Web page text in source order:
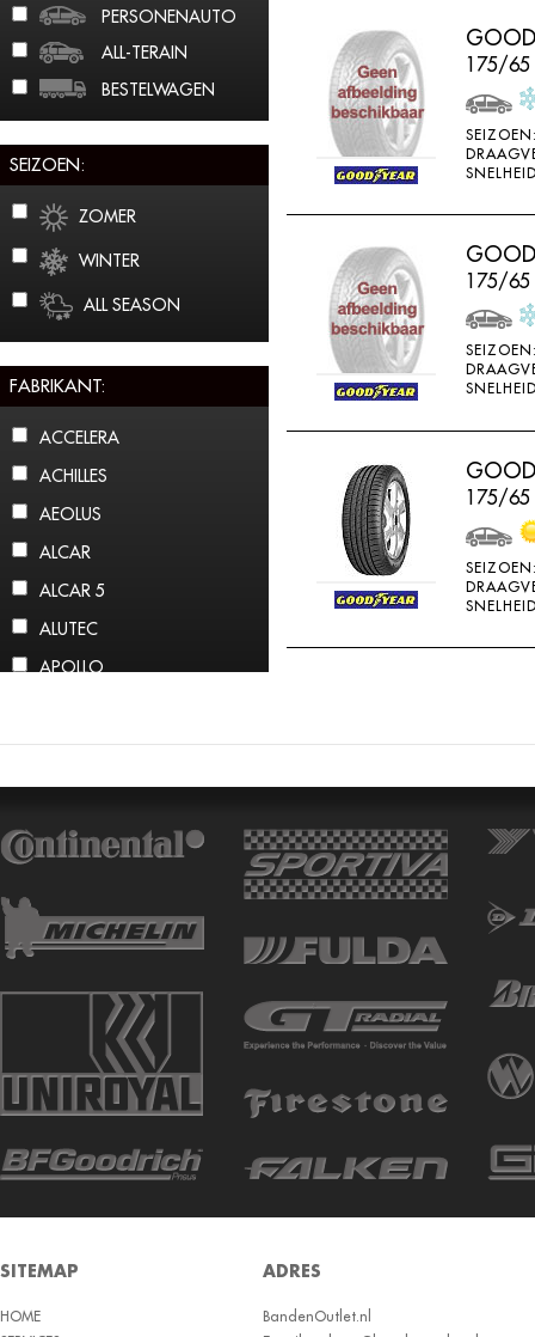
PERSONENAUTO
ALL-TERAIN
BESTELWAGEN
SEIZOEN:
ZOMER
WINTER
ALL SEASON
FABRIKANT:
ACCELERA
ACHILLES
AEOLUS
ALCAR
ALCAR 5
ALUTEC
APOLLO
ARROWSPEED
ATLAS
AUTOGREEN
AUTOGUARD
BARUM W
BCT
BF GOODRICH
BOTO
BRIDGESTON
175/65
175/65
175/65
SITEMAP
HOME
ADRES
BandenOutlet.nl